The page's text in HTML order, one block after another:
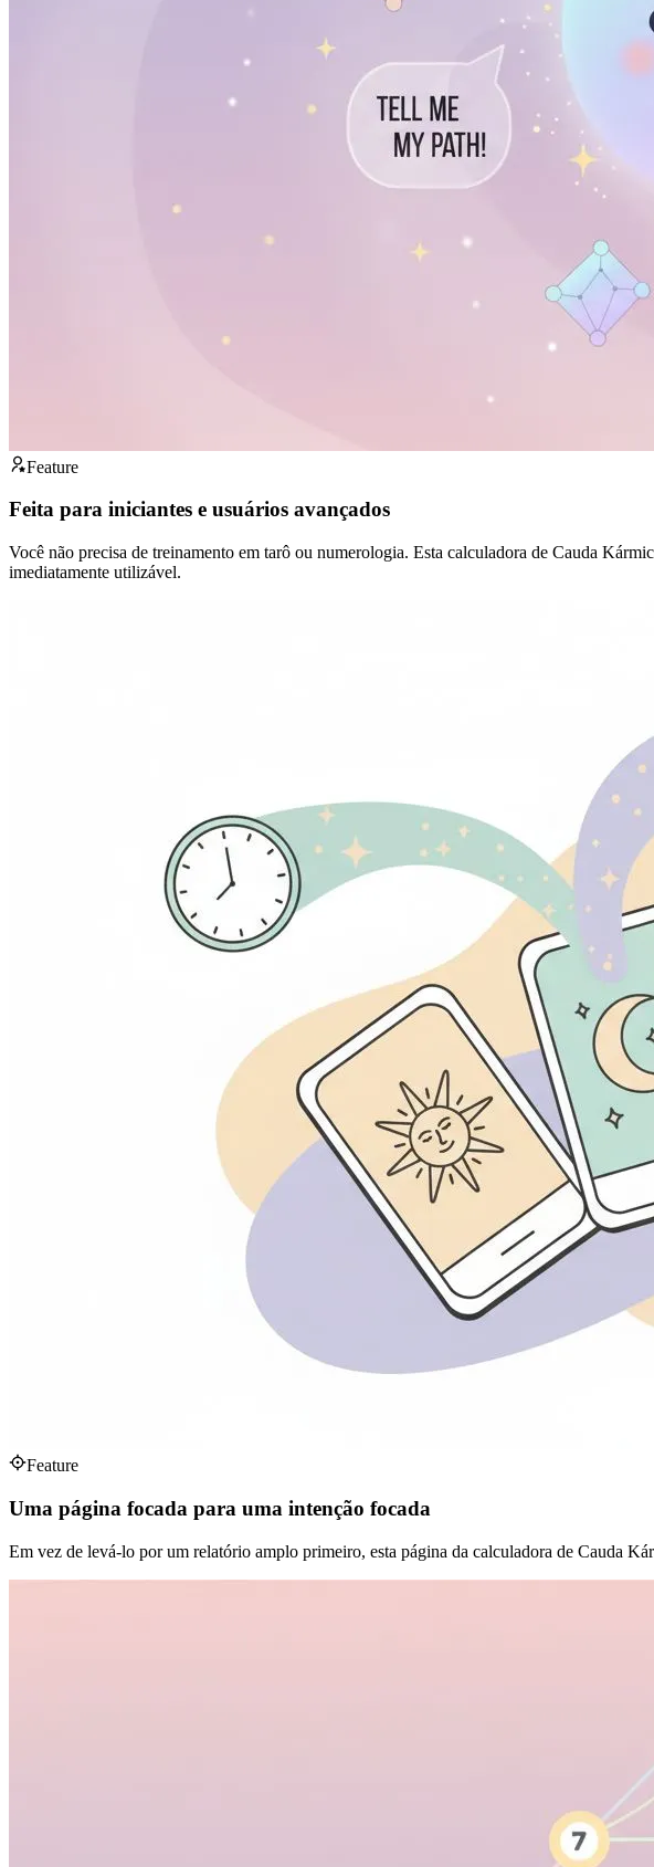
Feature
Feita para iniciantes e usuários avançados
Você não precisa de treinamento em tarô ou numerologia. Esta calculadora de Cauda
imediatamente utilizável.
Feature
Uma página focada para uma intenção focada
Em vez de levá-lo por um relatório amplo primeiro, esta página da calculadora de Cauda